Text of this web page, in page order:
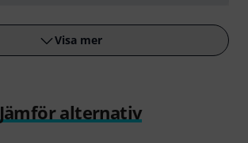
Visa mer
Jämför alternativ